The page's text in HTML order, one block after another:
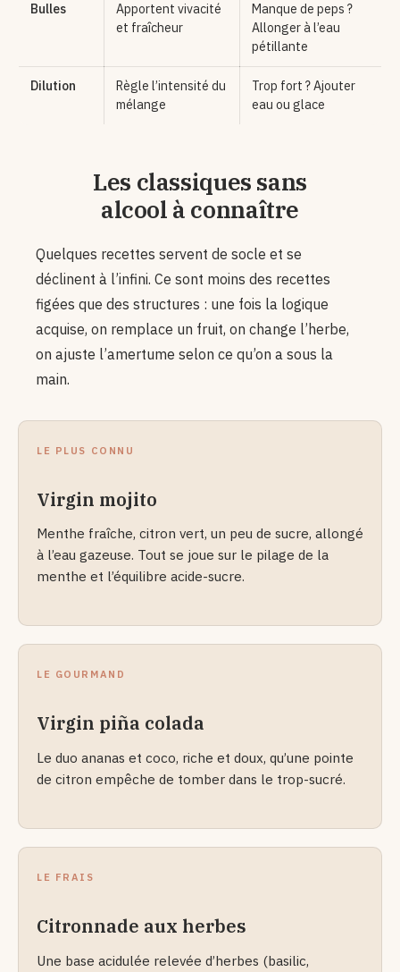
Bulles
Apportent vivacité
et fraîcheur
Manque de peps ?
Allonger à l’eau
pétillante
Dilution
Règle l’intensité du
mélange
Trop fort ? Ajouter
eau ou glace
Les classiques sans
alcool à connaître
Quelques recettes servent de socle et se
déclinent à l’infini. Ce sont moins des recettes
figées que des structures : une fois la logique
acquise, on remplace un fruit, on change l’herbe,
on ajuste l’amertume selon ce qu’on a sous la
main.
LE PLUS CONNU
Virgin mojito
Menthe fraîche, citron vert, un peu de sucre, allongé
à l’eau gazeuse. Tout se joue sur le pilage de la
menthe et l’équilibre acide-sucre.
LE GOURMAND
Virgin piña colada
Le duo ananas et coco, riche et doux, qu’une pointe
de citron empêche de tomber dans le trop-sucré.
LE FRAIS
Citronnade aux herbes
Une base acidulée relevée d’herbes (basilic,